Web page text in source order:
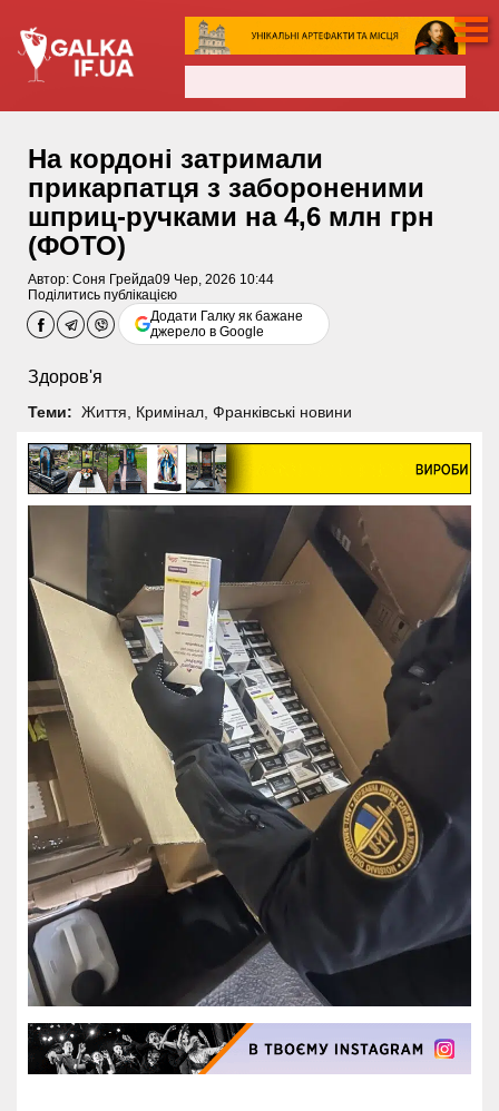
На кордоні затримали
прикарпатця з забороненими
шприц-ручками на 4,6 млн грн
(ФОТО)
Автор: Соня Грейда09 Чер, 2026 10:44
Поділитись публікацією
Додати Галку як бажане
джерело в Google
Здоров'я
Теми: Життя Кримінал, Франківські новини